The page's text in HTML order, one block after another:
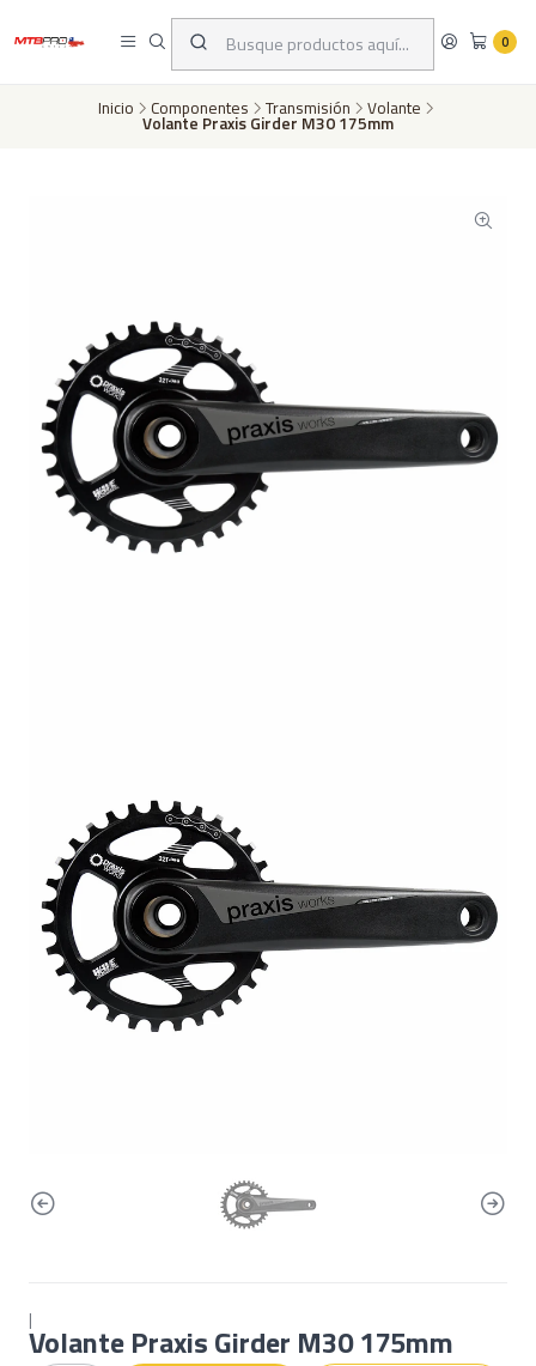
0
Despachos a todo Chile a través de Chilexpress en 24 a 72 horas hábiles
dependiento de tu ubicación | Pago con tarjeta de crédito o transferencia
Inicio Componentes Transmisión Volante
Volante Praxis Girder M30 175mm
|
Volante Praxis Girder M30 175mm